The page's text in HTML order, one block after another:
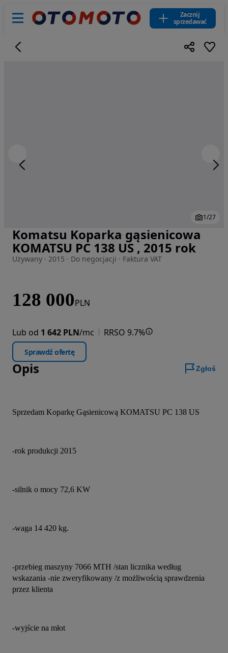
Zacznij
sprzedawać
Zdjęcie 1 z 27
1/27
Komatsu Koparka gąsienicowa
KOMATSU PC 138 US , 2015 rok
Używany · 2015 · Do negocjacji · Faktura VAT
128 000PLN
Lub od 1 642 PLN/mc RRSO 9.7%
Sprawdź ofertę
Opis Zgłoś
Sprzedam Koparkę Gąsienicową KOMATSU PC 138 US
-rok produkcji 2015
-silnik o mocy 72,6 KW
-waga 14 420 kg.
-przebieg maszyny 7066 MTH /stan licznika według
wskazania -nie zweryfikowany /z możliwością sprawdzenia
przez klienta
-wyjście na młot